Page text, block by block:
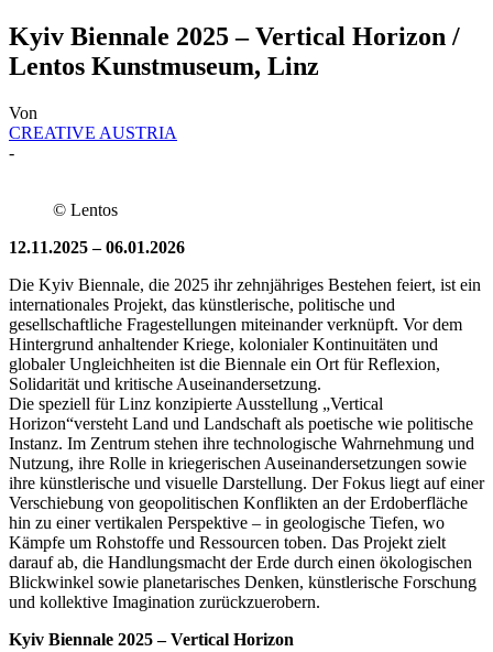
Kyiv Bien­na­le 2025 – Ver­ti­cal Horizon /
Lentos Kunstmuseum, Linz
Von
CREATIVE AUSTRIA
-
© Lentos
12.11.2025 – 06.01.2026
Die Kyiv Biennale, die 2025 ihr zehnjähriges Bestehen feiert, ist ein
internationales Projekt, das künstlerische, politische und
gesellschaftliche Fragestellungen miteinander verknüpft. Vor dem
Hintergrund anhaltender Kriege, kolonialer Kontinuitäten und
globaler Ungleichheiten ist die Biennale ein Ort für Reflexion,
Solidarität und kritische Auseinandersetzung.
Die speziell für Linz konzipierte Ausstellung „Vertical
Horizon“versteht Land und Landschaft als poetische wie politische
Instanz. Im Zentrum stehen ihre technologische Wahrnehmung und
Nutzung, ihre Rolle in kriegerischen Auseinandersetzungen sowie
ihre künstlerische und visuelle Darstellung. Der Fokus liegt auf einer
Verschiebung von geopolitischen Konflikten an der Erdoberfläche
hin zu einer vertikalen Perspektive – in geologische Tiefen, wo
Kämpfe um Rohstoffe und Ressourcen toben. Das Projekt zielt
darauf ab, die Handlungsmacht der Erde durch einen ökologischen
Blickwinkel sowie planetarisches Denken, künstlerische Forschung
und kollektive Imagination zurückzuerobern.
Kyiv Bien­na­le 2025 – Ver­ti­cal Horizon